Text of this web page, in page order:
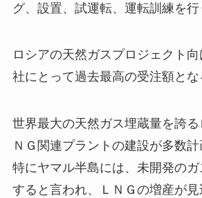
グ、設置、試運転、運転訓練を行
ロシアの天然ガスプロジェクト
社にとって過去最高の受注額とな
世界最大の天然ガス埋蔵量を誇る
ＮＧ関連プラントの建設が多数計
特にヤマル半島には、未開発の
すると言われ、ＬＮＧの増産が見